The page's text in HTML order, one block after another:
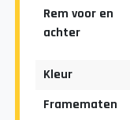
Rem voor en
achter
Kleur
Framematen